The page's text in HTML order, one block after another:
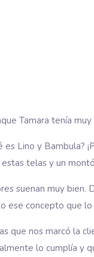
Tamara tenía
es Lino y Bambula?
telas y un
suenan muy bien.
ese concepto que
que nos marcó la
lo cumplía y